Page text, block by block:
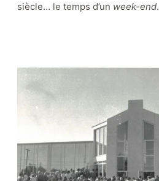
siècle… le temps d’un week-end.